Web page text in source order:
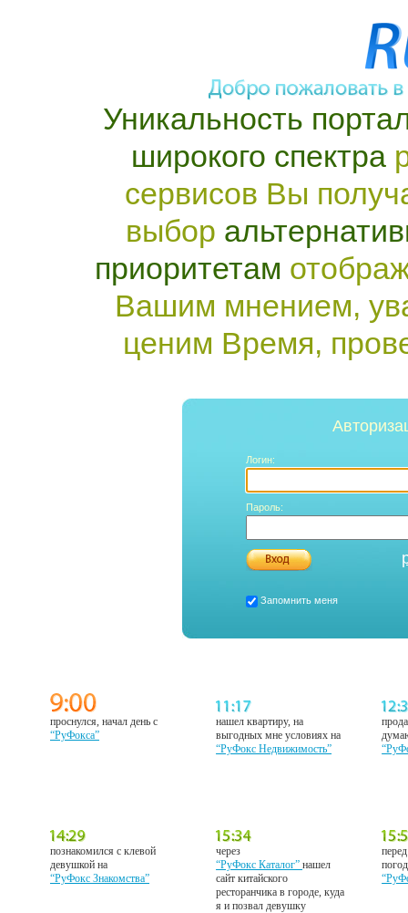
Уникальность
широкого спектра
сервисов Вы
выбор
приоритетам
Вашим мнением,
ценим Время,
Логин:
Пароль:
Запомнить меня
проснулся, начал день с
“РуФокса”
нашел квартиру, на
выгодных мне условиях на
“РуФокс Недвижимость”
познакомился с клевой
девушкой на
“РуФокс Знакомства”
через
“РуФокс Каталог”нашел
сайт китайского
ресторанчика в городе, куда
я и позвал девушку